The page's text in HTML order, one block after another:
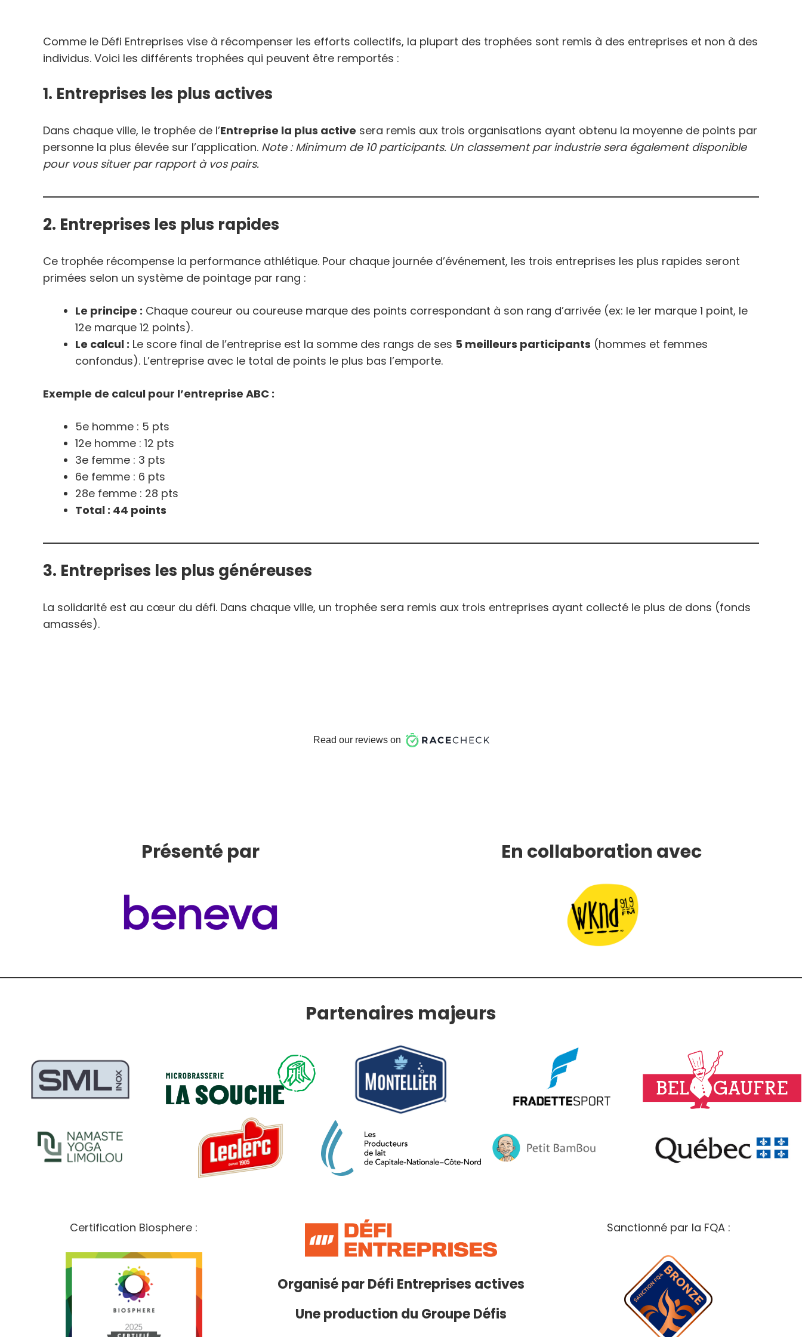
Comme le Défi Entreprises vise à récompenser les efforts collectifs, la plupart des trophées sont remis à des entreprises et non à des
individus. Voici les différents trophées qui peuvent être remportés :
1. Entreprises les plus actives
Dans chaque ville, le trophée de l’Entreprise la plus active sera remis aux trois organisations ayant obtenu la moyenne de points par
personne la plus élevée sur l’application. Note : Minimum de 10 participants. Un classement par industrie sera également disponible
pour vous situer par rapport à vos pairs.
2. Entreprises les plus rapides
Ce trophée récompense la performance athlétique. Pour chaque journée d’événement, les trois entreprises les plus rapides seront
primées selon un système de pointage par rang :
Le principe : Chaque coureur ou coureuse marque des points correspondant à son rang d’arrivée (ex: le 1er marque 1 point, le
12e marque 12 points).
Le calcul : Le score final de l’entreprise est la somme des rangs de ses 5 meilleurs participants (hommes et femmes
confondus). L’entreprise avec le total de points le plus bas l’emporte.
Exemple de calcul pour l’entreprise ABC :
5e homme : 5 pts
12e homme : 12 pts
3e femme : 3 pts
6e femme : 6 pts
28e femme : 28 pts
Total : 44 points
3. Entreprises les plus généreuses
La solidarité est au cœur du défi. Dans chaque ville, un trophée sera remis aux trois entreprises ayant collecté le plus de dons (fonds
amassés).
Présenté par En collaboration avec
Partenaires majeurs
Certification Biosphere :
Organisé parDéfi Entreprises actives
Une production du Groupe Défis
Sanctionné par la FQA :